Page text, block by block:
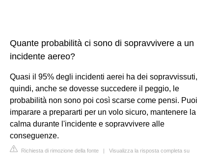
Quante probabilità ci sono di sopravvivere a un
incidente aereo?
Quasi il 95% degli incidenti aerei ha dei sopravvissuti,
quindi, anche se dovesse succedere il peggio, le
probabilità non sono poi così scarse come pensi. Puoi
imparare a prepararti per un volo sicuro, mantenere la
calma durante l'incidente e sopravvivere alle
conseguenze.
Richiesta di rimozione della fonte | Visualizza la risposta completa su